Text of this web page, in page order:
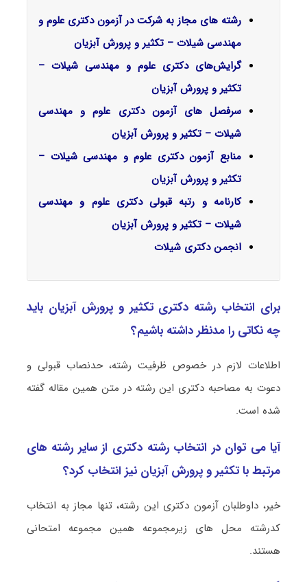
رشته های مجاز به شرکت در آزمون دکتری علوم و
مهندسی شیلات – تکثیر و پرورش آبزیان
گرایش‌های دکتری علوم و مهندسی شیلات –
تکثیر و ﭘﺮورش آبزیان
سرفصل‌ های آزمون دکتری علوم و مهندسی
شیلات – تکثیر و پرورش آبزیان
منابع آزمون دکتری علوم و مهندسی شیلات –
تکثیر و پرورش آبزیان
کارنامه و رتبه قبولی دکتری علوم و مهندسی
شیلات – تکثیر و پرورش آبزیان
انجمن دکتری شیلات
برای انتخاب رشته دکتری تکثیر و پرورش آبزیان باید
چه نکاتی را مدنظر داشته باشیم؟
اطلاعات لازم در خصوص ظرفیت رشته، حدنصاب قبولی و
دعوت به مصاحبه دکتری این رشته در متن همین مقاله گفته
شده است.
آیا می توان در انتخاب رشته دکتری از سایر رشته های
مرتبط با تکثیر و پرورش آبزیان نیز انتخاب کرد؟
خیر، داوطلبان آزمون دکتری این رشته، تنها مجاز به انتخاب
کدرشته محل های زیرمجموعه همین مجموعه امتحانی
هستند.